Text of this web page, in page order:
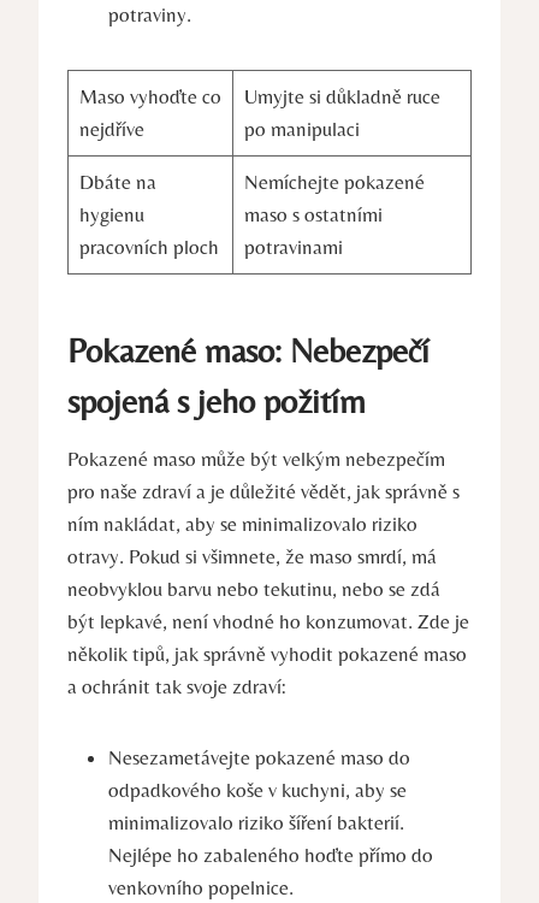
potraviny.
Maso vyhoďte co
nejdříve
Umyjte si důkladně ruce
po manipulaci
Dbáte na
hygienu
pracovních ploch
Nemíchejte pokazené
maso s ostatními
potravinami
Pokazené maso: Nebezpečí
spojená s jeho požitím
Pokazené maso může být velkým nebezpečím
pro naše zdraví a je důležité vědět, jak správně s
ním nakládat, aby se minimalizovalo riziko
otravy. Pokud si všimnete, že maso smrdí, má
neobvyklou barvu nebo tekutinu, nebo se zdá
být lepkavé, není vhodné ho konzumovat. Zde je
několik tipů, jak správně vyhodit pokazené maso
a ochránit tak svoje zdraví:
Nesezametávejte pokazené maso do
odpadkového koše v kuchyni, aby se
minimalizovalo riziko šíření bakterií.
Nejlépe ho zabaleného hoďte přímo do
venkovního popelnice.